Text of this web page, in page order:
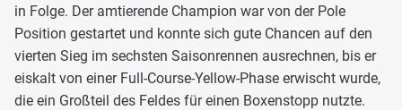
in Folge. Der amtierende Champion war von der Pole
Position gestartet und konnte sich gute Chancen auf den
vierten Sieg im sechsten Saisonrennen ausrechnen, bis er
eiskalt von einer Full-Course-Yellow-Phase erwischt wurde,
die ein Großteil des Feldes für einen Boxenstopp nutzte.